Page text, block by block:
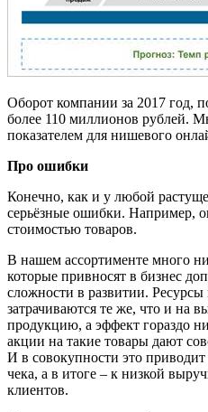
Оборот компании за 2017 год,
более 110 миллионов рублей.
показателем для нишевого
Про ошибки
Конечно, как и у любой
серьёзные ошибки. Например,
стоимостью товаров.
В нашем ассортименте много
которые привносят в бизнес
сложности в развитии. Ресурсы
затрачиваются те же, что и на
продукцию, а эффект гораздо
акции на такие товары дают
И в совокупности это
чека, а в итоге – к низкой
клиентов.